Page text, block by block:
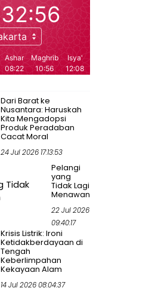
Dari Barat ke
Nusantara: Haruskah
Kita Mengadopsi
Produk Peradaban
Cacat Moral
24 Jul 2026 17:13:53
Pelangi
yang
Tidak Lagi
Menawan
22 Jul 2026
09:40:17
Krisis Listrik: Ironi
Ketidakberdayaan di
Tengah
Keberlimpahan
Kekayaan Alam
14 Jul 2026 08:04:37